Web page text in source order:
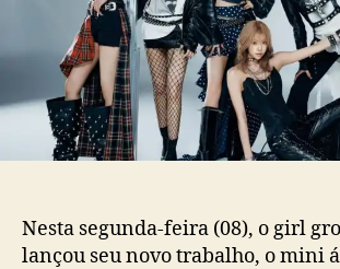
l
c
a
ç
ã
o
Nesta segunda-feira (08), o girl
lançou seu novo trabalho, o mini